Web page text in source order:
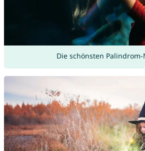
Die schönsten Palindrom-